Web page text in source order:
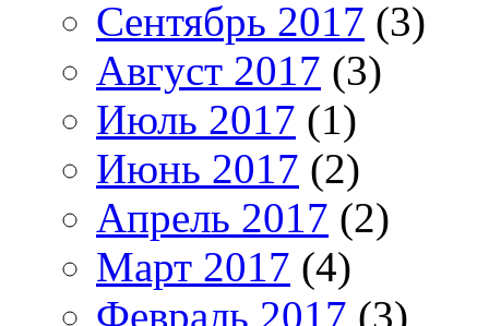
Сентябрь 2017 (3)
Август 2017 (3)
Июль 2017 (1)
Июнь 2017 (2)
Апрель 2017 (2)
Март 2017 (4)
Февраль 2017 (3)